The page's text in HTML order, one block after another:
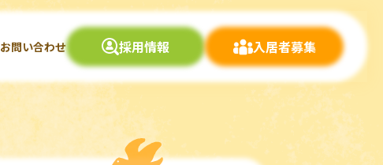
お問い合わせ 採用情報 入居者募集